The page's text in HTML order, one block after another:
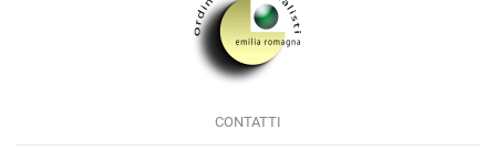
CONTATTI